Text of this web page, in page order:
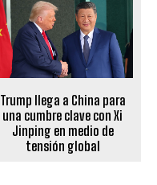
Trump llega a China para
una cumbre clave con Xi
Jinping en medio de
tensión global